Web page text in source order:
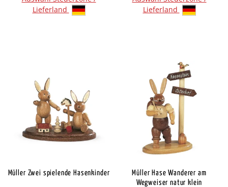
Lieferland
Lieferland
Müller Zwei spielende Hasenkinder
Müller Hase Wanderer am
Wegweiser natur klein